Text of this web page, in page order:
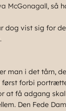
McGonagall, så
dog vist sig for
man i det tårn,
forbi
at få adgang
Den Fede